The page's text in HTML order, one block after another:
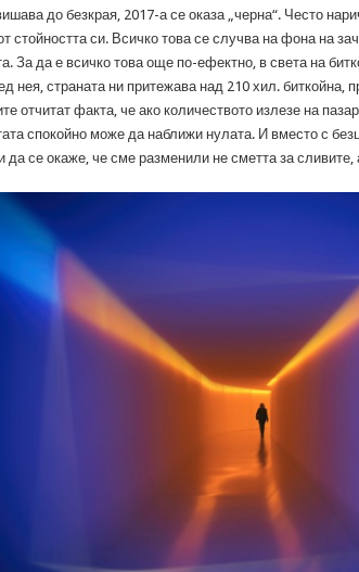
до безкрая, 2017-а се оказа „черна“. Често
стойността си. Всичко това се случва на фона на
За да е всичко това още по-ефектно, в света на
нея, страната ни притежава над 210 хил. биткойна,
отчитат факта, че ако количеството излезе на
спокойно може да наближи нулата. И вместо с
да се окаже, че сме разменили не сметта за сливите,